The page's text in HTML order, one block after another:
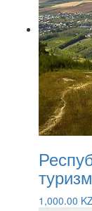
1,000.00